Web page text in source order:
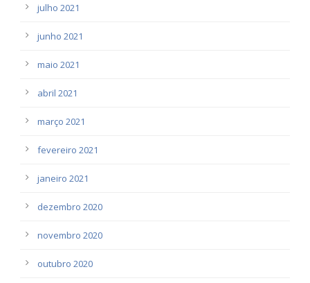
julho 2021
junho 2021
maio 2021
abril 2021
março 2021
fevereiro 2021
janeiro 2021
dezembro 2020
novembro 2020
outubro 2020